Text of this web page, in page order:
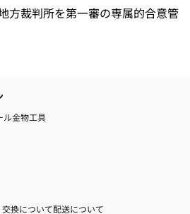
方裁判所を第一審の専属的合意管
ル金物工具
換について配送について